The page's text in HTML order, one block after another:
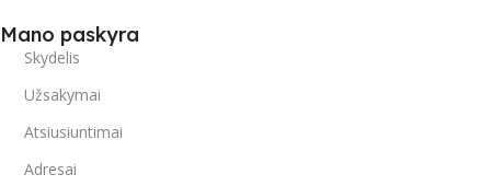
Mano paskyra
Skydelis
Užsakymai
Atsiusiuntimai
Adresai